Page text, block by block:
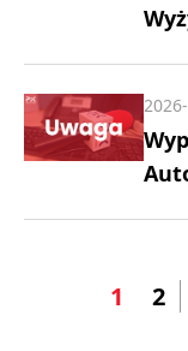
1 2